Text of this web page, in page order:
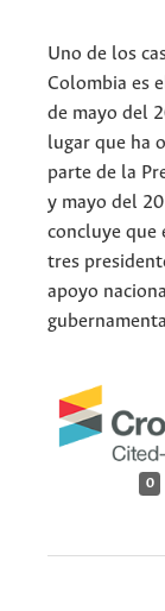
Uno de los
Colombia es
de mayo del
lugar que ha
parte de la
y mayo del
concluye que
tres
apoyo
0